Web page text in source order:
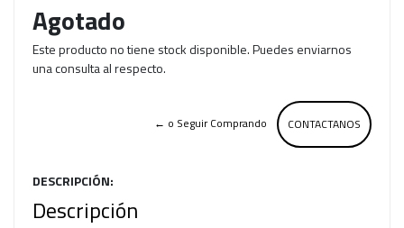
Agotado
Este producto no tiene stock disponible. Puedes enviarnos
una consulta al respecto.
CONTACTANOS
← o Seguir Comprando
DESCRIPCIÓN:
Descripción